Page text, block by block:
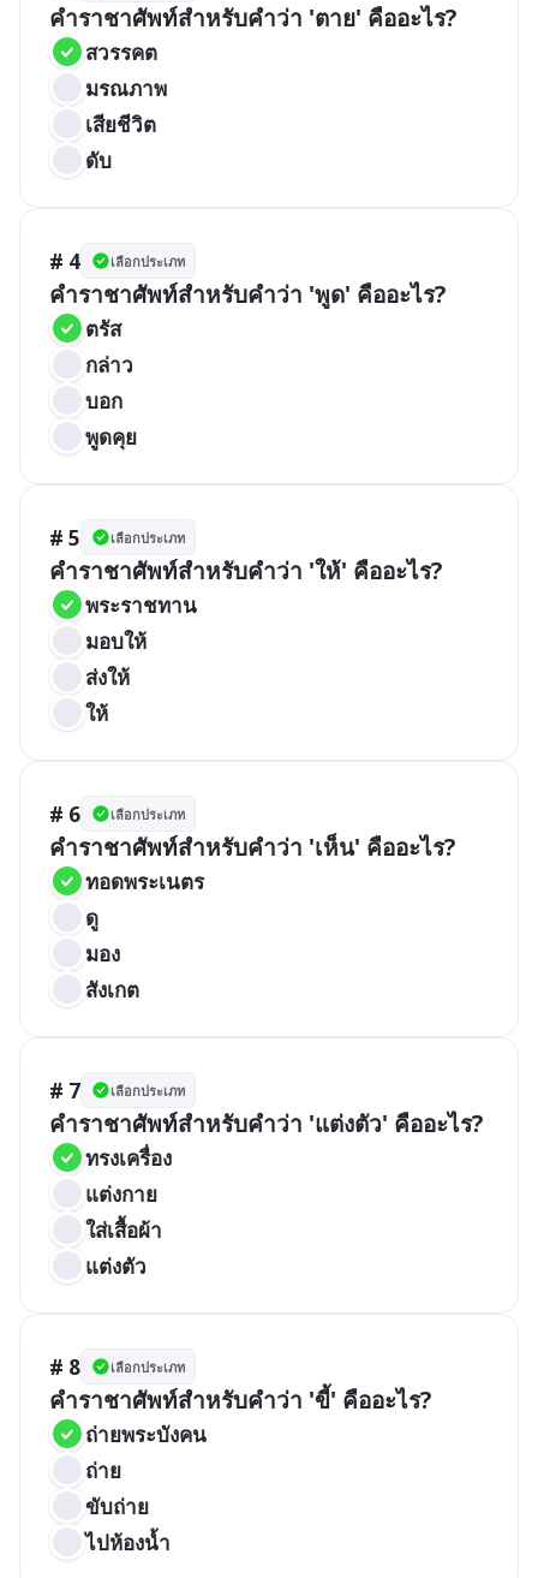
คำราชาศัพท์สำหรับคำว่า 'ตาย' คืออะไร?
สวรรคต
มรณภาพ
เสียชีวิต
ดับ
# 4 เลือกประเภท
คำราชาศัพท์สำหรับคำว่า 'พูด' คืออะไร?
ตรัส
กล่าว
บอก
พูดคุย
# 5 เลือกประเภท
คำราชาศัพท์สำหรับคำว่า 'ให้' คืออะไร?
พระราชทาน
มอบให้
ส่งให้
ให้
# 6 เลือกประเภท
คำราชาศัพท์สำหรับคำว่า 'เห็น' คืออะไร?
ทอดพระเนตร
ดู
มอง
สังเกต
# 7 เลือกประเภท
คำราชาศัพท์สำหรับคำว่า 'แต่งตัว' คืออะไร?
ทรงเครื่อง
แต่งกาย
ใส่เสื้อผ้า
แต่งตัว
# 8 เลือกประเภท
คำราชาศัพท์สำหรับคำว่า 'ขี้' คืออะไร?
ถ่ายพระบังคน
ถ่าย
ขับถ่าย
ไปห้องน้ำ